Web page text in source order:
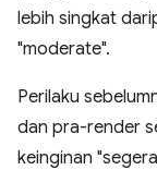
lebih singkat
"moderate".
Perilaku
dan pra-render
keinginan